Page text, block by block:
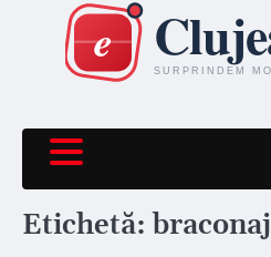
content
Etichetă:braconaj